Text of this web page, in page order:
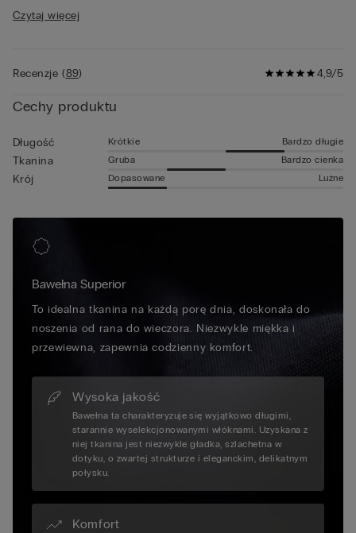
Solidna i dopracowana konstrukcja sprawia, że bokserki są
niezwykle odporne oraz zachowują swój kształt wraz z
• Przyjemnie przylegają do ciała
Czytaj więcej
4,9/5
Recenzje(89)
Cechy produktu
Długość Krótkie Bardzo długie
Tkanina Gruba Bardzo cienka
Krój Dopasowane Luźne
Bawełna Superior
To idealna tkanina na każdą porę dnia, doskonała do
noszenia od rana do wieczora. Niezwykle miękka i
przewiewna, zapewnia codzienny komfort.
Wysoka jakość
Bawełna ta charakteryzuje się wyjątkowo długimi,
starannie wyselekcjonowanymi włóknami. Uzyskana z
niej tkanina jest niezwykle gładka, szlachetna w
dotyku, o zwartej strukturze i eleganckim, delikatnym
połysku.
Komfort